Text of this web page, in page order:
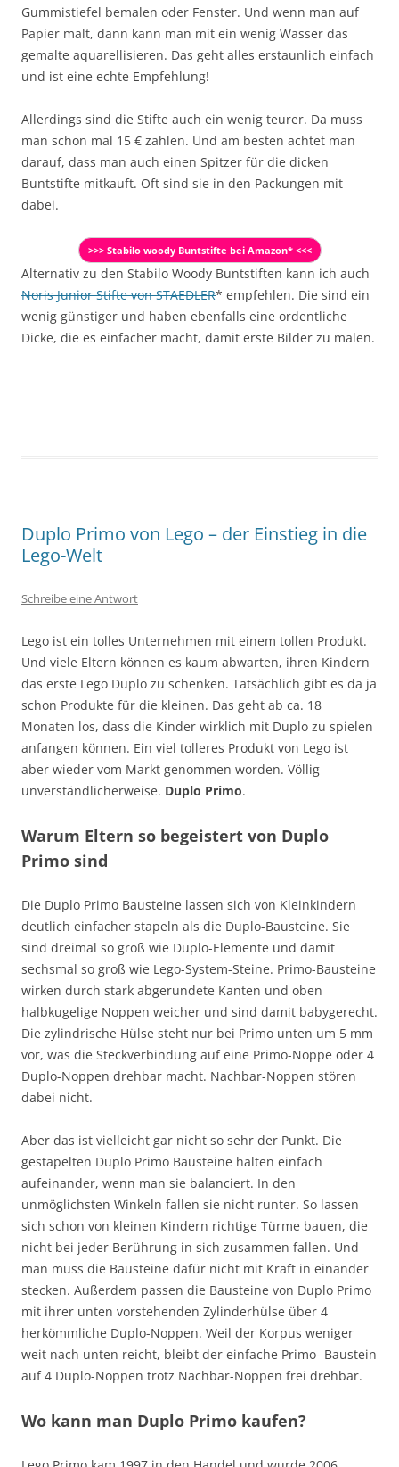
Gummistiefel bemalen oder Fenster. Und wenn man auf
Papier malt, dann kann man mit ein wenig Wasser das
gemalte aquarellisieren. Das geht alles erstaunlich einfach
und ist eine echte Empfehlung!
Allerdings sind die Stifte auch ein wenig teurer. Da muss
man schon mal 15 € zahlen. Und am besten achtet man
darauf, dass man auch einen Spitzer für die dicken
Buntstifte mitkauft. Oft sind sie in den Packungen mit
dabei.
>>> Stabilo woody Buntstifte bei Amazon* <<<
Alternativ zu den Stabilo Woody Buntstiften kann ich auch
Noris Junior Stifte von STAEDLER* empfehlen. Die sind ein
wenig günstiger und haben ebenfalls eine ordentliche
Dicke, die es einfacher macht, damit erste Bilder zu malen.
Duplo Primo von Lego – der Einstieg in die
Lego-Welt
Schreibe eine Antwort
Lego ist ein tolles Unternehmen mit einem tollen Produkt.
Und viele Eltern können es kaum abwarten, ihren Kindern
das erste Lego Duplo zu schenken. Tatsächlich gibt es da ja
schon Produkte für die kleinen. Das geht ab ca. 18
Monaten los, dass die Kinder wirklich mit Duplo zu spielen
anfangen können. Ein viel tolleres Produkt von Lego ist
aber wieder vom Markt genommen worden. Völlig
unverständlicherweise. Duplo Primo.
Warum Eltern so begeistert von Duplo
Primo sind
Die Duplo Primo Bausteine lassen sich von Kleinkindern
deutlich einfacher stapeln als die Duplo-Bausteine. Sie
sind dreimal so groß wie Duplo-Elemente und damit
sechsmal so groß wie Lego-System-Steine. Primo-Bausteine
wirken durch stark abgerundete Kanten und oben
halbkugelige Noppen weicher und sind damit babygerecht.
Die zylindrische Hülse steht nur bei Primo unten um 5 mm
vor, was die Steckverbindung auf eine Primo-Noppe oder 4
Duplo-Noppen drehbar macht. Nachbar-Noppen stören
dabei nicht.
Aber das ist vielleicht gar nicht so sehr der Punkt. Die
gestapelten Duplo Primo Bausteine halten einfach
aufeinander, wenn man sie balanciert. In den
unmöglichsten Winkeln fallen sie nicht runter. So lassen
sich schon von kleinen Kindern richtige Türme bauen, die
nicht bei jeder Berührung in sich zusammen fallen. Und
man muss die Bausteine dafür nicht mit Kraft in einander
stecken. Außerdem passen die Bausteine von Duplo Primo
mit ihrer unten vorstehenden Zylinderhülse über 4
herkömmliche Duplo-Noppen. Weil der Korpus weniger
weit nach unten reicht, bleibt der einfache Primo- Baustein
auf 4 Duplo-Noppen trotz Nachbar-Noppen frei drehbar.
Wo kann man Duplo Primo kaufen?